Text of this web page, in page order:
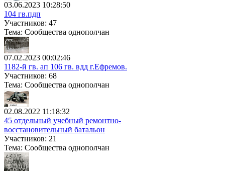
03.06.2023 10:28:50
104 гв.пдп
Участников: 47
Тема: Сообщества однополчан
07.02.2023 00:02:46
1182-й гв. ап 106 гв. вдд г.Ефремов.
Участников: 68
Тема: Сообщества однополчан
02.08.2022 11:18:32
45 отдельный учебный ремонтно-
восстановительный батальон
Участников: 21
Тема: Сообщества однополчан